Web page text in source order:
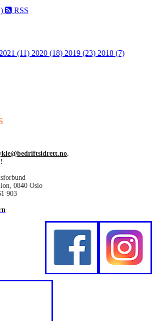
RSS
2021 (11) 2020 (18) 2019 (23) 2018 (7)
.
0840 Oslo
903